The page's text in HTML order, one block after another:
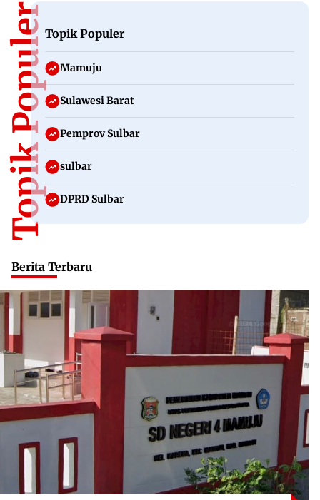
Topik PopulerTopik Populer
Mamuju
Sulawesi Barat
Pemprov Sulbar
sulbar
DPRD Sulbar
Berita Terbaru